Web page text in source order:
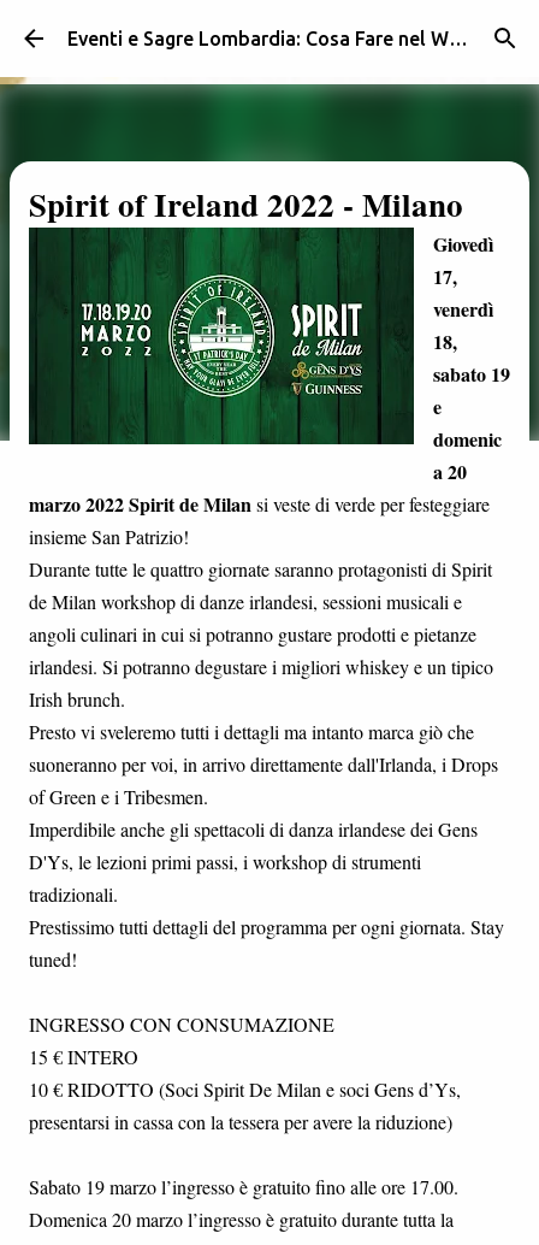
Passa ai contenuti principali Eventi e Sagre Lombardia: Cosa Fare nel Weekend | Weekendidea
Spirit of Ireland 2022 - Milano
Giovedì
17,
venerdì
18,
sabato 19
e
domenic
a 20
marzo 2022Spirit de Milansi veste di verde per festeggiare
insieme San Patrizio!
Durante tutte le quattro giornate saranno protagonisti di Spirit
de Milan workshop di danze irlandesi, sessioni musicali e
angoli culinari in cui si potranno gustare prodotti e pietanze
irlandesi. Si potranno degustare i migliori whiskey e un tipico
Irish brunch.
Presto vi sveleremo tutti i dettagli ma intanto marca giò che
suoneranno per voi, in arrivo direttamente dall'Irlanda, i Drops
of Green e i Tribesmen.
Imperdibile anche gli spettacoli di danza irlandese dei Gens
D'Ys, le lezioni primi passi, i workshop di strumenti
tradizionali.
Prestissimo tutti dettagli del programma per ogni giornata. Stay
tuned!
INGRESSO CON CONSUMAZIONE
15 € INTERO
10 € RIDOTTO (Soci Spirit De Milan e soci Gens d’Ys,
presentarsi in cassa con la tessera per avere la riduzione)
Sabato 19 marzo l’ingresso è gratuito fino alle ore 17.00.
Domenica 20 marzo l’ingresso è gratuito durante tutta la